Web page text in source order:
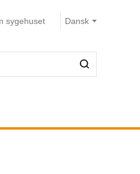
sygehuset